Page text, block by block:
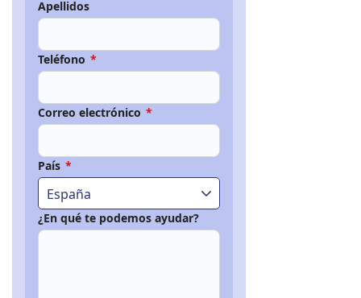
Apellidos
Teléfono *
Correo electrónico *
País *
España
¿En qué te podemos ayudar?